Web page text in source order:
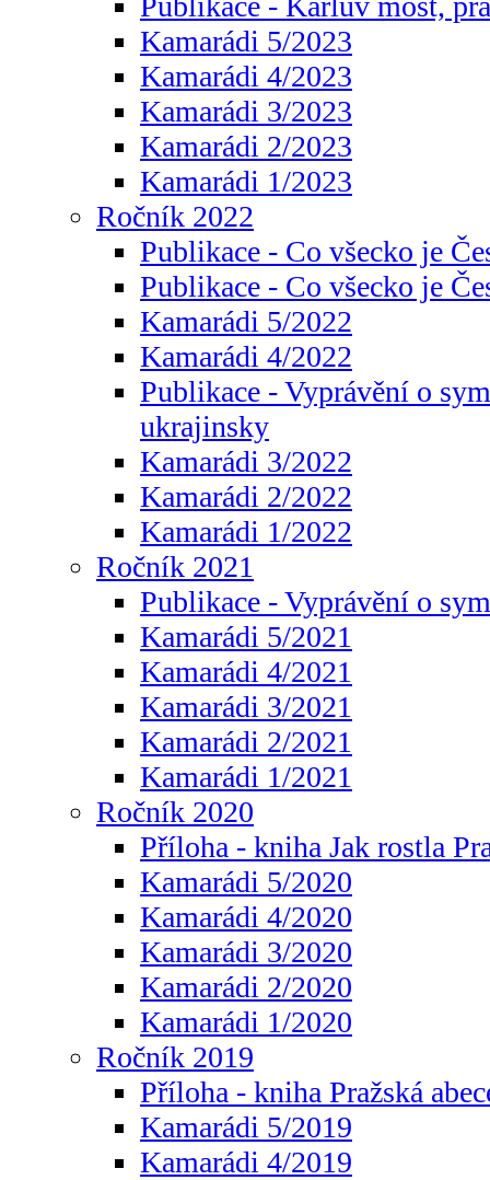
Kamarádi 5/2023
Kamarádi 4/2023
Kamarádi 3/2023
Kamarádi 2/2023
Kamarádi 1/2023
Ročník 2022
Publikace - Co všecko je
Publikace - Co všecko je
Kamarádi 5/2022
Kamarádi 4/2022
Publikace - Vyprávění o
ukrajinsky
Kamarádi 3/2022
Kamarádi 2/2022
Kamarádi 1/2022
Ročník 2021
Publikace - Vyprávění o
Kamarádi 5/2021
Kamarádi 4/2021
Kamarádi 3/2021
Kamarádi 2/2021
Kamarádi 1/2021
Ročník 2020
Příloha - kniha Jak rostla
Kamarádi 5/2020
Kamarádi 4/2020
Kamarádi 3/2020
Kamarádi 2/2020
Kamarádi 1/2020
Ročník 2019
Příloha - kniha Pražská
Kamarádi 5/2019
Kamarádi 4/2019